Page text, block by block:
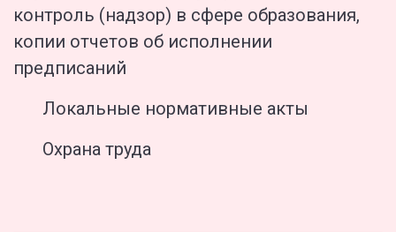
контроль (надзор) в сфере образования,
копии отчетов об исполнении
предписаний
Локальные нормативные акты
Охрана труда